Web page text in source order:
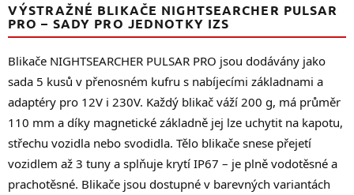
VÝSTRAŽNÉ BLIKAČE NIGHTSEARCHER PULSAR
PRO – SADY PRO JEDNOTKY IZS
Blikače NIGHTSEARCHER PULSAR PRO jsou dodávány jako
sada 5 kusů v přenosném kufru s nabíjecími základnami a
adaptéry pro 12V i 230V. Každý blikač váží 200 g, má průměr
110 mm a díky magnetické základně jej lze uchytit na kapotu,
střechu vozidla nebo svodidla. Tělo blikače snese přejetí
vozidlem až 3 tuny a splňuje krytí IP67 – je plně vodotěsné a
prachotěsné. Blikače jsou dostupné v barevných variantách